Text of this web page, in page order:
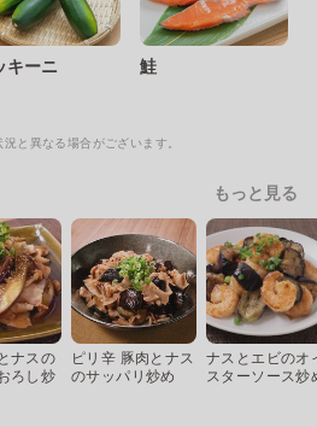
キーニ 鮭
と異なる場合がございます。
もっと見る
ナスの
ろし炒
ピリ辛 豚肉とナス
のサッパリ炒め
ナスとエビのオ
スターソース炒